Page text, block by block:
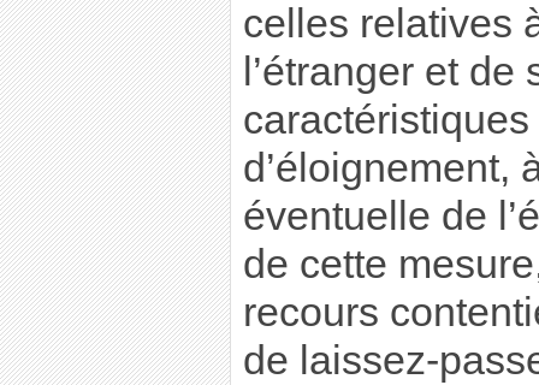
celles relatives
l’étranger et
d’éloignement,
éventuelle de
de cette
recours
de laissez-